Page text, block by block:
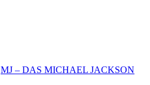
MJ – DAS MICHAEL JACKSON